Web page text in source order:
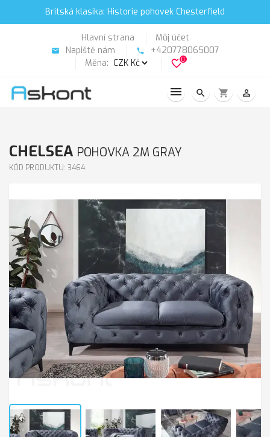
Britská klasika: Historie pohovek Chesterfield
Hlavní strana Můj účet
email Napiště nám phone
+420778065007
Měna:
favorite_border0
search shopping_cart person_outline
CHELSEA POHOVKA 2M GRAY
KÓD PRODUKTU: 3464